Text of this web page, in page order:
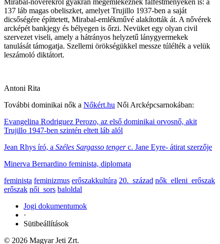
137 láb magas obeliszket, amelyet Trujillo 1937-ben a saját
dicsőségére építtetett, Mirabal-emlékművé alakították át. A nővérek
arcképét bankjegy és bélyegen is őrzi. Nevüket egy olyan civil
szervezet viseli, amely a hátrányos helyzetű lánygyermekek
tanulását támogatja. Szellemi örökségükkel messze túlélték a velük
leszámoló diktátort.
Antoni Rita
További dominikai nők a Nőkért.hu Női Arcképcsarnokában:
Evangelina Rodriguez Perozo, az első dominikai orvosnő, akit
Trujillo 1947-ben szintén eltett láb alól
Jean Rhys író, a Széles Sargasso tengerc. Jane Eyre- átirat szerzője
Minerva Bernardino feminista, diplomata
feminista feminizmus erőszakkultúra 20._század nők_elleni_erőszak
erőszak női_sors baloldal
Jogi dokumentumok
·
Sütibeállítások
© 2026 Magyar Jeti Zrt.